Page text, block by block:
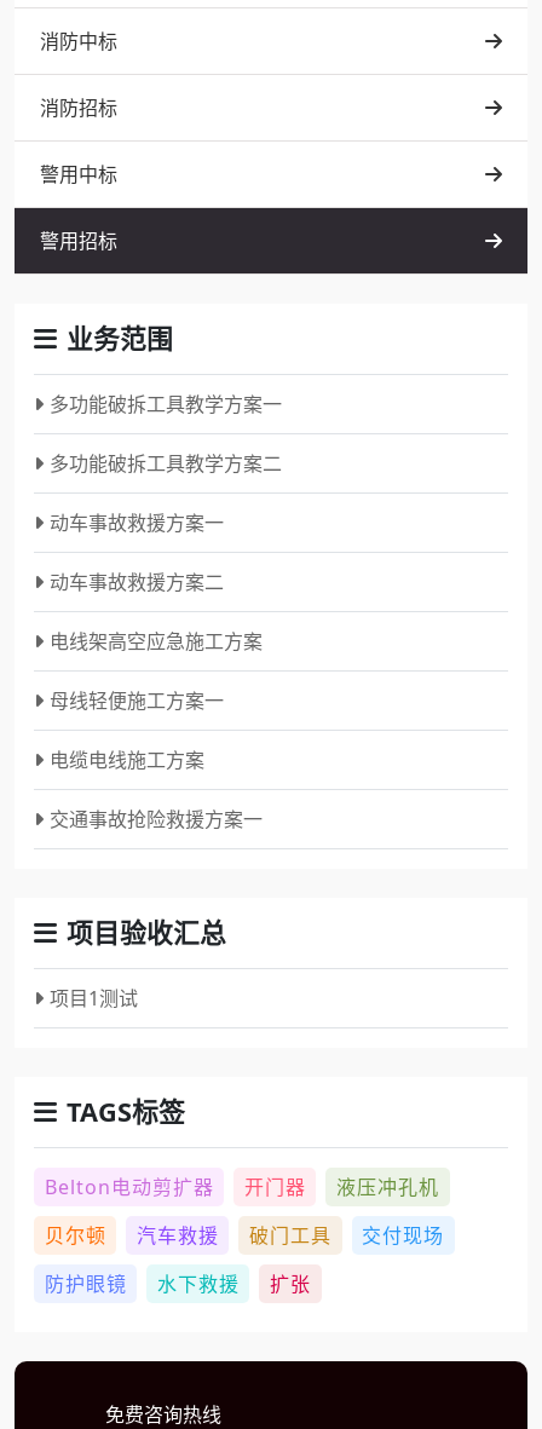
消防中标
消防招标
警用中标
警用招标
业务范围
多功能破拆工具教学方案一
多功能破拆工具教学方案二
动车事故救援方案一
动车事故救援方案二
电线架高空应急施工方案
母线轻便施工方案一
电缆电线施工方案
交通事故抢险救援方案一
项目验收汇总
项目1测试
TAGS标签
Belton电动剪扩器 开门器
液压冲孔机
贝尔顿
汽车救援 破门工具
交付现场
防护眼镜
水下救援 扩张
免费咨询热线